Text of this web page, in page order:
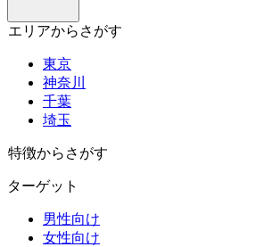
エリアからさがす
東京
神奈川
千葉
埼玉
特徴からさがす
ターゲット
男性向け
女性向け